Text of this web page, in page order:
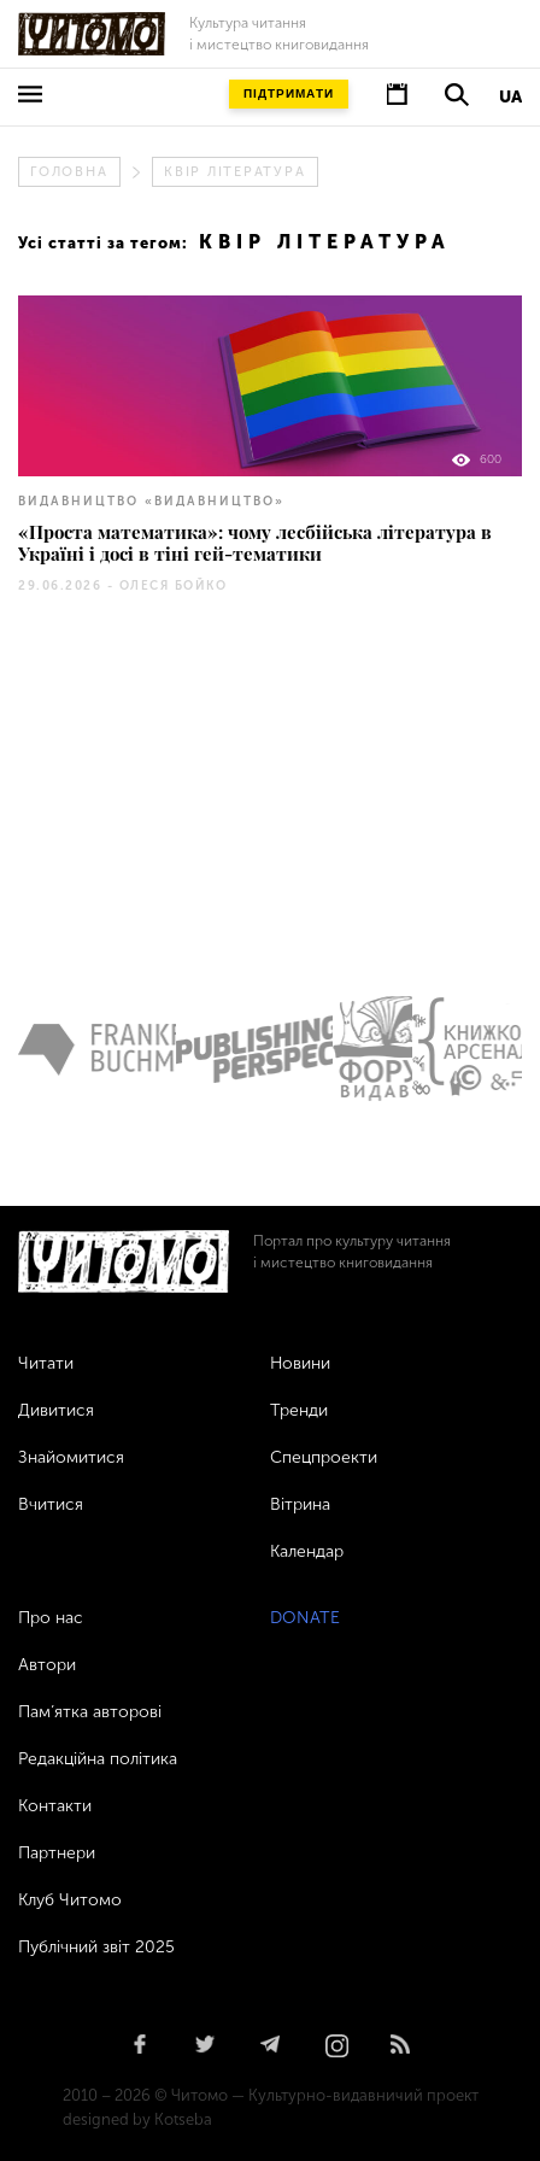
Культура читання
і мистецтво книговидання
UA
ПІДТРИМАТИ
ГОЛОВНА КВІР ЛІТЕРАТУРА
Усі статті за тегом: КВІР ЛІТЕРАТУРА
600
ВИДАВНИЦТВО «ВИДАВНИЦТВО»
«Проста математика»: чому лесбійська література в
Україні і досі в тіні гей-тематики
29.06.2026 - ОЛЕСЯ БОЙКО
Портал про культуру читання
і мистецтво книговидання
Читати
Дивитися
Знайомитися
Вчитися
Новини
Тренди
Спецпроекти
Вітрина
Календар
Про нас
Автори
Пам’ятка авторові
Редакційна політика
Контакти
Партнери
Клуб Читомо
Публічний звіт 2025
DONATE
2010 – 2026 © Читомо — Культурно-видавничий проект
designed by Kotseba